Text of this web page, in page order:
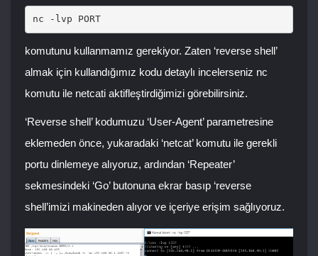
nc -lvp PORT
komutunu kullanmamız gerekiyor. Zaten ‘reverse shell’
almak için kullandığımız kodu detaylı incelerseniz nc
komutu ile netcati aktifleştirdiğimizi görebilirsiniz.
‘Reverse shell’ kodumuzu ‘User-Agent’ parametresine
eklemeden önce, yukaradaki ‘netcat’ komutu ile gerekli
portu dinlemeye alıyoruz, ardından ‘Repeater’
sekmesindeki ‘Go’ butonuna ekrar basıp ‘reverse
shell’imizi makineden alıyor ve içeriye erişim sağlıyoruz.